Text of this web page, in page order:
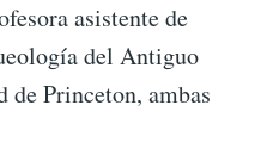
asistente de
del Antiguo
de Princeton, ambas